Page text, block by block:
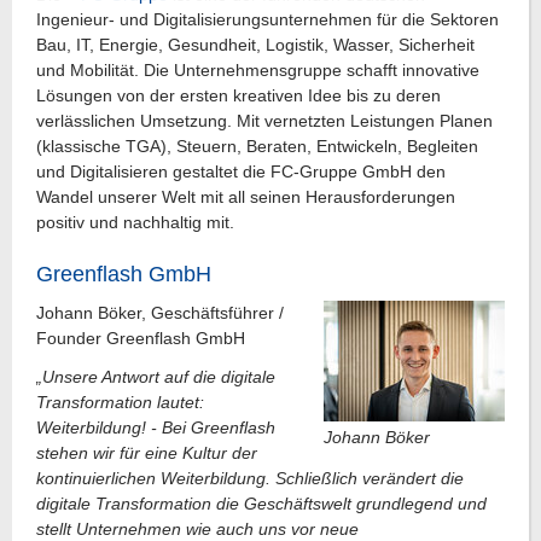
Ingenieur- und Digitalisierungsunternehmen für die Sektoren
Bau, IT, Energie, Gesundheit, Logistik, Wasser, Sicherheit
und Mobilität. Die Unternehmensgruppe schafft innovative
Lösungen von der ersten kreativen Idee bis zu deren
verlässlichen Umsetzung. Mit vernetzten Leistungen Planen
(klassische TGA), Steuern, Beraten, Entwickeln, Begleiten
und Digitalisieren gestaltet die FC-Gruppe GmbH den
Wandel unserer Welt mit all seinen Herausforderungen
positiv und nachhaltig mit.
Greenflash GmbH
Johann Böker
Johann Böker, Geschäftsführer /
Founder Greenflash GmbH
„Unsere Antwort auf die digitale
Transformation lautet:
Weiterbildung! - Bei Greenflash
stehen wir für eine Kultur der
kontinuierlichen Weiterbildung. Schließlich verändert die
digitale Transformation die Geschäftswelt grundlegend und
stellt Unternehmen wie auch uns vor neue